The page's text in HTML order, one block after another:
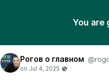
You are
Рогов о главном